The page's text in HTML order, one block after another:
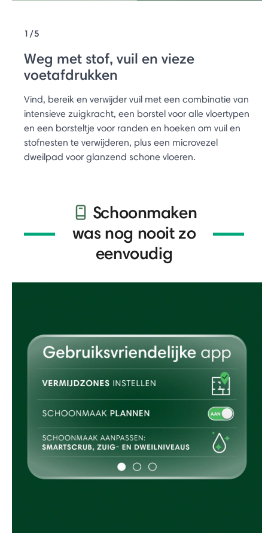
1/5
Weg met stof, vuil en vieze
voetafdrukken
Vind, bereik en verwijder vuil met een combinatie van
intensieve zuigkracht, een borstel voor alle vloertypen
en een borsteltje voor randen en hoeken om vuil en
stofnesten te verwijderen, plus een microvezel
dweilpad voor glanzend schone vloeren.
Schoonmaken
was nog nooit zo
eenvoudig